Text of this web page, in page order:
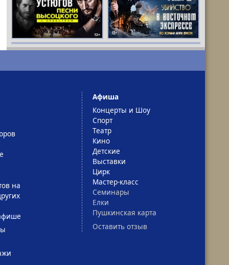
на
Афиша
Концерты и Шоу
Спорт
Театр
Кино
Детские
Выставки
Цирк
Мастер-класс
Семинары
Елки
Пушкинская карта
Оставить отзыв